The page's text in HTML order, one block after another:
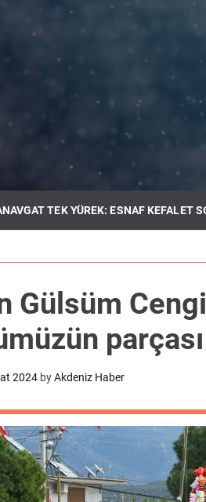
TEK YÜREK: ESNAF KEFALET
Gülsüm
parçası
2024 byAkdeniz Haber